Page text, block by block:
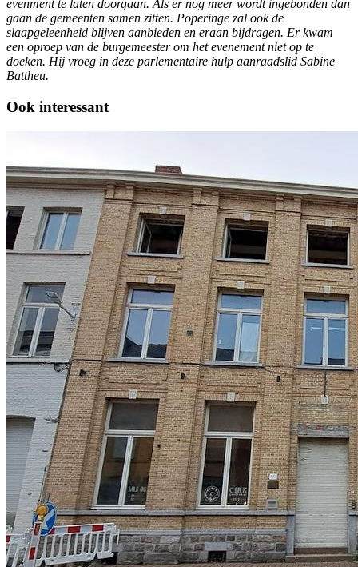
evenment te laten doorgaan. Als er nog meer wordt ingebonden dan
gaan de gemeenten samen zitten. Poperinge zal ook de
slaapgeleenheid blijven aanbieden en eraan bijdragen. Er kwam
een oproep van de burgemeester om het evenement niet op te
doeken. Hij vroeg in deze parlementaire hulp aanraadslid Sabine
Battheu.
Ook interessant